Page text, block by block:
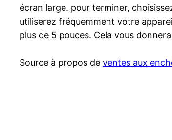
écran large. pour terminer,
utiliserez fréquemment votre
plus de 5 pouces. Cela vous
Source à propos de ventes aux